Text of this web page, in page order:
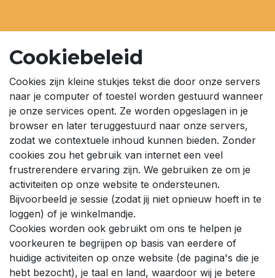
Cookiebeleid
Cookies zijn kleine stukjes tekst die door onze servers
naar je computer of toestel worden gestuurd wanneer
je onze services opent. Ze worden opgeslagen in je
browser en later teruggestuurd naar onze servers,
zodat we contextuele inhoud kunnen bieden. Zonder
cookies zou het gebruik van internet een veel
frustrerendere ervaring zijn. We gebruiken ze om je
activiteiten op onze website te ondersteunen.
Bijvoorbeeld je sessie (zodat jij niet opnieuw hoeft in te
loggen) of je winkelmandje.
Cookies worden ook gebruikt om ons te helpen je
voorkeuren te begrijpen op basis van eerdere of
huidige activiteiten op onze website (de pagina's die je
hebt bezocht), je taal en land, waardoor wij je betere